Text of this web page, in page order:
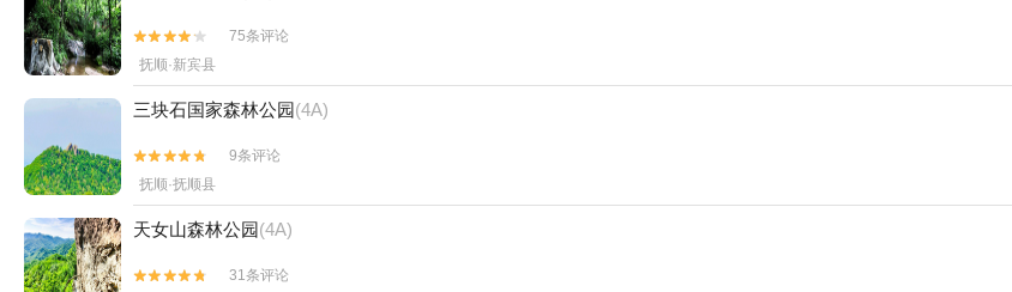


75条评论
抚顺·新宾县
三块石国家森林公园(4A)


9条评论
抚顺·抚顺县
天女山森林公园(4A)

 31条评论